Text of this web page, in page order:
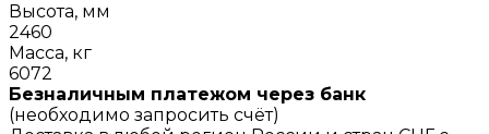
Высота, мм
2460
Масса, кг
6072
Безналичным платежом через банк
(необходимо запросить счёт)